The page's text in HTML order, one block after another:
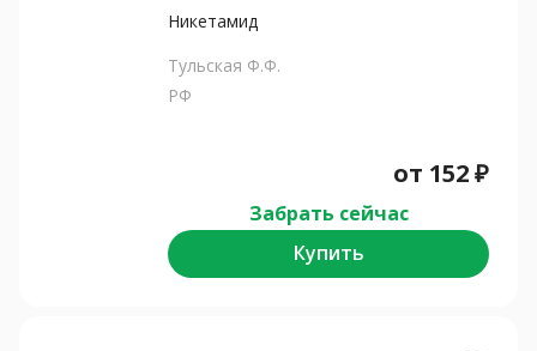
Никетамид
Тульская Ф.Ф.
РФ
от 152₽
Забрать сейчас
Купить